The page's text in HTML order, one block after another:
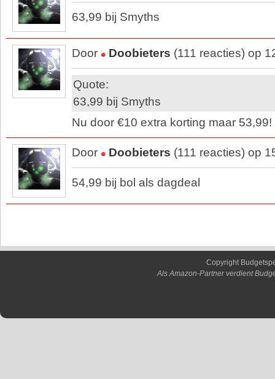
63,99 bij Smyths
Door Doobieters (111 reacties) op
Quote:
63,99 bij Smyths
Nu door €10 extra korting maar 53,99!
Door Doobieters (111 reacties) op
54,99 bij bol als dagdeal
Copyright
Als Amazon-Partner verdient